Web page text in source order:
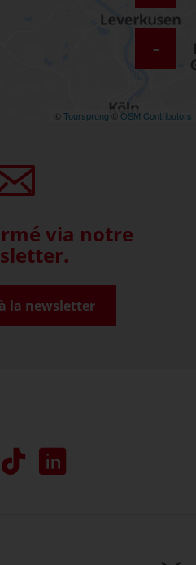
-
© Toursprung © OSM Contributors
via notre
la newsletter